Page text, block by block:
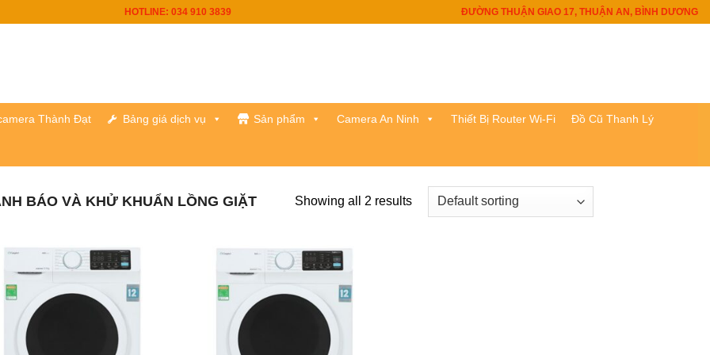
HOTLINE: 034 910 3839 ĐƯỜNG THUẬN GIAO 17, THUẬN AN, BÌNH DƯƠNG
Thành Đạt Bảng giá dịch vụ Sản phẩm Camera An Ninh Thiết Bị Router Wi-Fi Đồ Cũ Thanh Lý
BÁO VÀ KHỬ KHUẨN LỒNG GIẶT Showing all 2 results